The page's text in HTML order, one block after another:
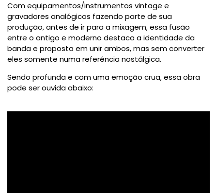
Com equipamentos/instrumentos vintage e
gravadores analógicos fazendo parte de sua
produção, antes de ir para a mixagem, essa fusão
entre o antigo e moderno destaca a identidade da
banda e proposta em unir ambos, mas sem converter
eles somente numa referência nostálgica.
Sendo profunda e com uma emoção crua, essa obra
pode ser ouvida abaixo: